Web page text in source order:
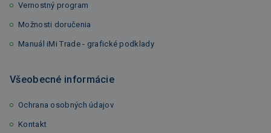
Vernostný program
Možnosti doručenia
Manuál iMi Trade - grafické podklady
Všeobecné informácie
Ochrana osobných údajov
Kontakt